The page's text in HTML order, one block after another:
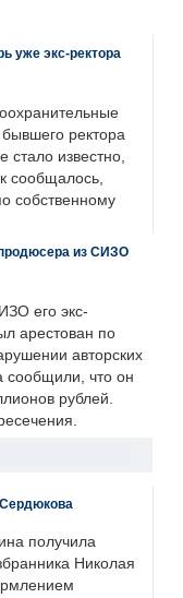
уже экс-ректора
ректора
стало известно,
сообщалось,
собственному
продюсера из СИЗО
его экс-
арестован по
авторских
сообщили, что он
рублей.
получила
Николая